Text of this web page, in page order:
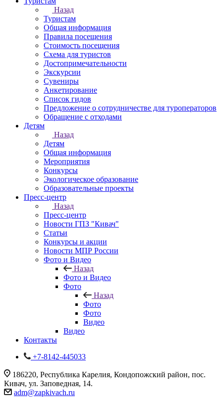
Назад
Туристам
Общая информация
Правила посещения
Стоимость посещения
Схема для туристов
Достопримечательности
Экскурсии
Сувениры
Анкетирование
Список гидов
Предложение о сотрудничестве для туроператоров
Обращение с отходами
Детям
Назад
Детям
Общая информация
Мероприятия
Конкурсы
Экологическое образование
Образовательные проекты
Пресс-центр
Назад
Пресс-центр
Новости ГПЗ "Кивач"
Статьи
Конкурсы и акции
Новости МПР России
Фото и Видео
Назад
Фото и Видео
Фото
Назад
Фото
Фото
Видео
Видео
Контакты
+7-8142-445033
186220, Республика Карелия, Кондопожский район, пос.
Кивач, ул. Заповедная, 14.
adm@zapkivach.ru